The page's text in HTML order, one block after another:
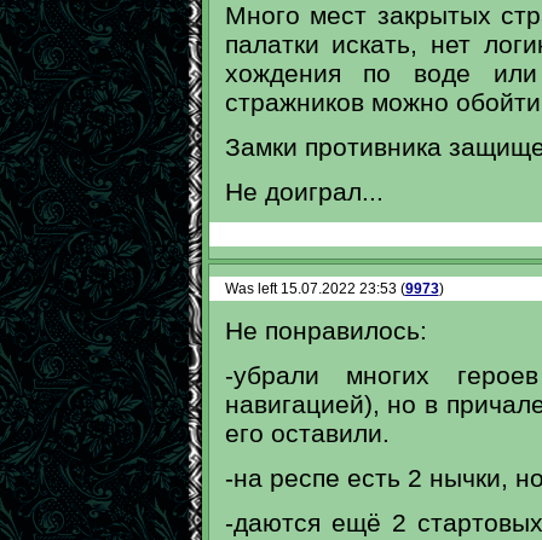
Много мест закрытых
палатки искать, нет
хождения по воде
стражников можно
Замки противника
Не доиграл...
Was left 15.07.2022 23:53 (9973)
Не понравилось:
-убрали многих
навигацией), но в
его оставили.
-на респе есть 2 нычки,
-даются ещё 2